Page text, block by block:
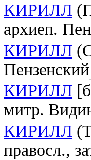
КИРИЛЛ
архиеп.
КИРИЛЛ
Пензенский
КИРИЛЛ
митр.
КИРИЛЛ
правосл.,